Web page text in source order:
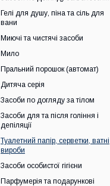
Гелі для душу, піна та сіль для
вани
Миючі та чистячі засоби
Мило
Пральний порошок (автомат)
Дитяча серія
Засоби по догляду за тілом
Засоби для та після гоління і
депіляції
Туалетний папір, серветки, ватні
вироби
Засоби особистої гігієни
Парфумерія та подарункові